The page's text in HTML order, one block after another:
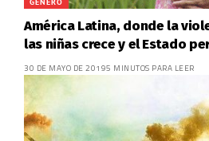
GÉNERO
América Latina, donde la
las niñas crece y el Estado
30 DE MAYO DE 20195 MINUTOS PARA LEER